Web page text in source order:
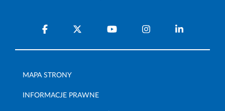
MAPA STRONY
INFORMACJE PRAWNE